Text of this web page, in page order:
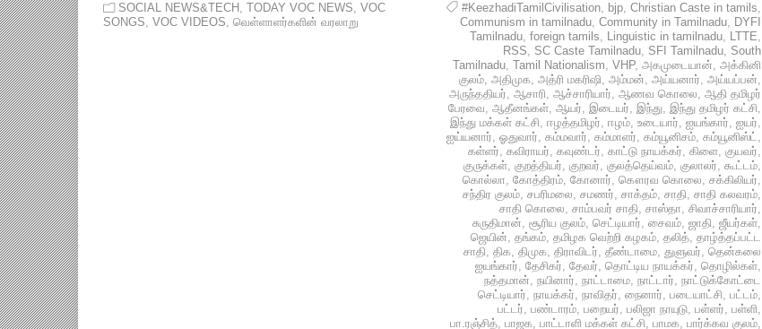
SOCIAL NEWS&TECH , TODAY VOC NEWS, VOC
SONGS, VOC VIDEOS, வெள்ளாளர்களின் வரலாறு
#KeezhadiTamilCivilisation, bjp, Christian Caste in tamils,
Communism in tamilnadu, Community in Tamilnadu, DYFI
Tamilnadu, foreign tamils, Linguistic in tamilnadu, LTTE,
RSS, SC Caste Tamilnadu, SFI Tamilnadu, South
Tamilnadu, Tamil Nationalism, VHP, அகமுடையான், அக்கினி
குலம், அதிமுக, அத்ரி மகரிஷி, அம்மன், அய்யனார், அய்யப்பன்,
அருந்ததியர், ஆசாரி, ஆச்சாரியார், ஆணவ கொலை, ஆதி தமிழர்
பேரவை, ஆதீனங்கள், ஆயர், இடையர், இந்து, இந்து தமிழர் கட்சி,
இந்து மக்கள் கட்சி, ஈழத்தமிழர், ஈழம், உடையார், ஐயங்கார், ஐயர்,
ஐய்யனார், ஓதுவார், கம்மவார், கம்மாளர், கம்யூனிசம், கம்யூனிஸ்ட்,
கள்ளர், கவிராயர், கவுண்டர், காட்டு நாயக்கர், கிளை, குயவர்,
குருக்கள், குறத்தியர், குறவர், குலத்தெய்வம், குலாலர், கூட்டம்,
கொல்லா, கோத்திரம், கோனார், கௌரவ கொலை, சக்கிலியர்,
சந்திர குலம், சபரிமலை, சமணர், சாக்தம், சாதி, சாதி கலவரம்,
சாதி கொலை, சாம்பவர் சாதி, சாஸ்தா, சிவாச்சாரியார்,
சுருதிமான், சூரிய குலம், செட்டியார், சைவம், ஜாதி, ஜீயர்கள்,
ஜெயின், தங்கம், தமிழக வெற்றி கழகம், தலித், தாழ்த்தப்பட்ட
சாதி, திக, திமுக, திராவிடர், தீண்டாமை, துளுவர், தென்கலை
ஐயங்கார், தேசிகர், தேவர், தொட்டிய நாயக்கர், தொழில்கள்,
நத்தமான், நயினார், நாட்டாமை, நாட்டார், நாட்டுக்கோட்டை
செட்டியார், நாயக்கர், நாவிதர், நைனார், படையாட்சி, பட்டம்,
பட்டர், பண்டாரம், பறையர், பலிஜா நாயுடு, பள்ளர், பள்ளி,
பா.ரஞ்சித், பாஜக, பாட்டாளி மக்கள் கட்சி, பாமக, பார்க்கவ குலம்,